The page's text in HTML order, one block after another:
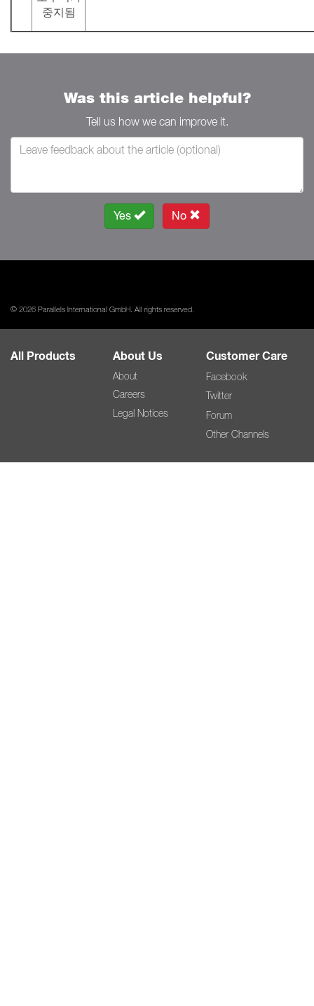
중지됨
Was this article helpful?
Tell us how we can improve it.
Yes No
© 2026 Parallels International GmbH. All rights reserved.
All Products About Us
About
Careers
Legal Notices
Customer Care
Facebook
Twitter
Forum
Other Channels